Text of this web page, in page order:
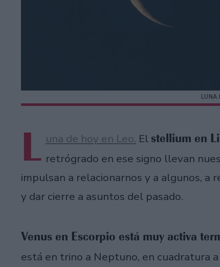
LUNA
L una de hoy en Leo. El stellium en
retrógrado en ese signo llevan
impulsan a relacionarnos y a algunos, a
y dar cierre a asuntos del pasado.
Venus en Escorpio está muy activa
está en trino a Neptuno, en cuadratura